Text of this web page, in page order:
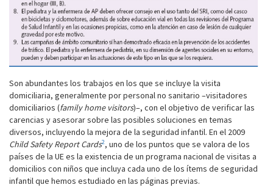
Son abundantes los trabajos en los que se incluye la visita
domiciliaria, generalmente por personal no sanitario –visitadores
domiciliarios (family home visitors)–, con el objetivo de verificar las
carencias y asesorar sobre las posibles soluciones en temas
diversos, incluyendo la mejora de la seguridad infantil. En el 2009
Child Safety Report Cards2, uno de los puntos que se valora de los
países de la UE es la existencia de un programa nacional de visitas a
domicilios con niños que incluya cada uno de los ítems de seguridad
infantil que hemos estudiado en las páginas previas.